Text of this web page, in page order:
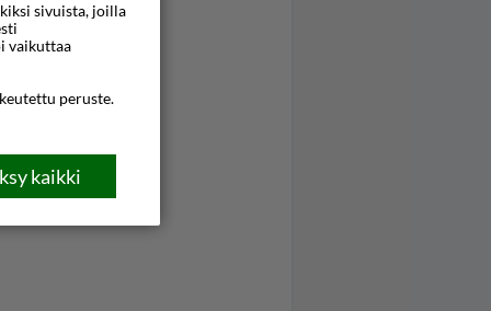
sivuista, joilla
vaikuttaa
peruste.
kaikki